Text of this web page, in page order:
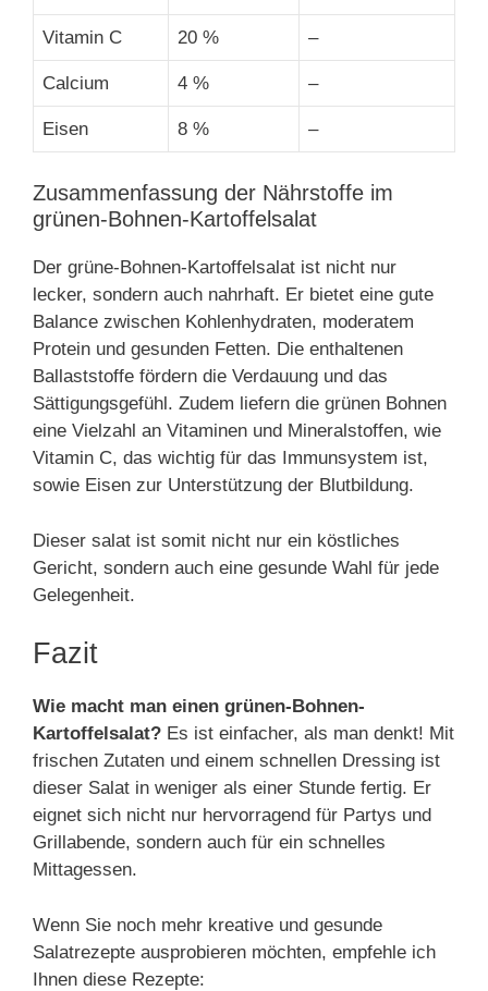
Vitamin C 20 % –
Calcium 4 % –
Eisen 8 % –
Zusammenfassung der Nährstoffe im
grünen-Bohnen-Kartoffelsalat
Der grüne-Bohnen-Kartoffelsalat ist nicht nur
lecker, sondern auch nahrhaft. Er bietet eine gute
Balance zwischen Kohlenhydraten, moderatem
Protein und gesunden Fetten. Die enthaltenen
Ballaststoffe fördern die Verdauung und das
Sättigungsgefühl. Zudem liefern die grünen Bohnen
eine Vielzahl an Vitaminen und Mineralstoffen, wie
Vitamin C, das wichtig für das Immunsystem ist,
sowie Eisen zur Unterstützung der Blutbildung.
Dieser salat ist somit nicht nur ein köstliches
Gericht, sondern auch eine gesunde Wahl für jede
Gelegenheit.
Fazit
Wie macht man einen grünen-Bohnen-
Kartoffelsalat? Es ist einfacher, als man denkt! Mit
frischen Zutaten und einem schnellen Dressing ist
dieser Salat in weniger als einer Stunde fertig. Er
eignet sich nicht nur hervorragend für Partys und
Grillabende, sondern auch für ein schnelles
Mittagessen.
Wenn Sie noch mehr kreative und gesunde
Salatrezepte ausprobieren möchten, empfehle ich
Ihnen diese Rezepte: